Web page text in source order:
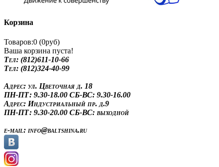
Корзина
Товаров:0 (0руб)
Ваша корзина пуста!
Tел: (812)611-10-66
Tел: (812)324-40-99
Адрес: ул. Цветочная д. 18
ПН-ПТ: 9.30-18.00 СБ-ВС: 9.30-16.00
Адрес: Индустриальный пр. д.9
ПН-ПТ: 9.30-20.00 СБ-ВС: выходной
e-mail: info@baltshina.ru